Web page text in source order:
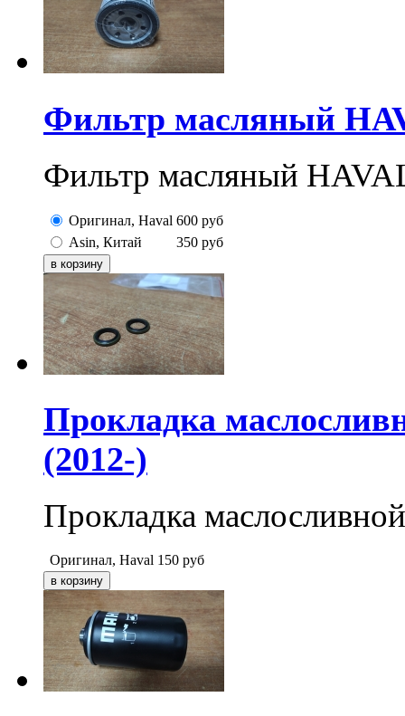
Фильтр масляный
Фильтр масляный
Оригинал, Haval 600 руб
Asin, Китай
350 руб
Прокладка
(2012-)
Прокладка
Оригинал, Haval 150 руб